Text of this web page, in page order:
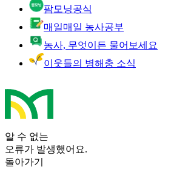
팜모닝공식
매일매일 농사공부
농사, 무엇이든 물어보세요
이웃들의 병해충 소식
알 수 없는
오류가 발생했어요.
돌아가기